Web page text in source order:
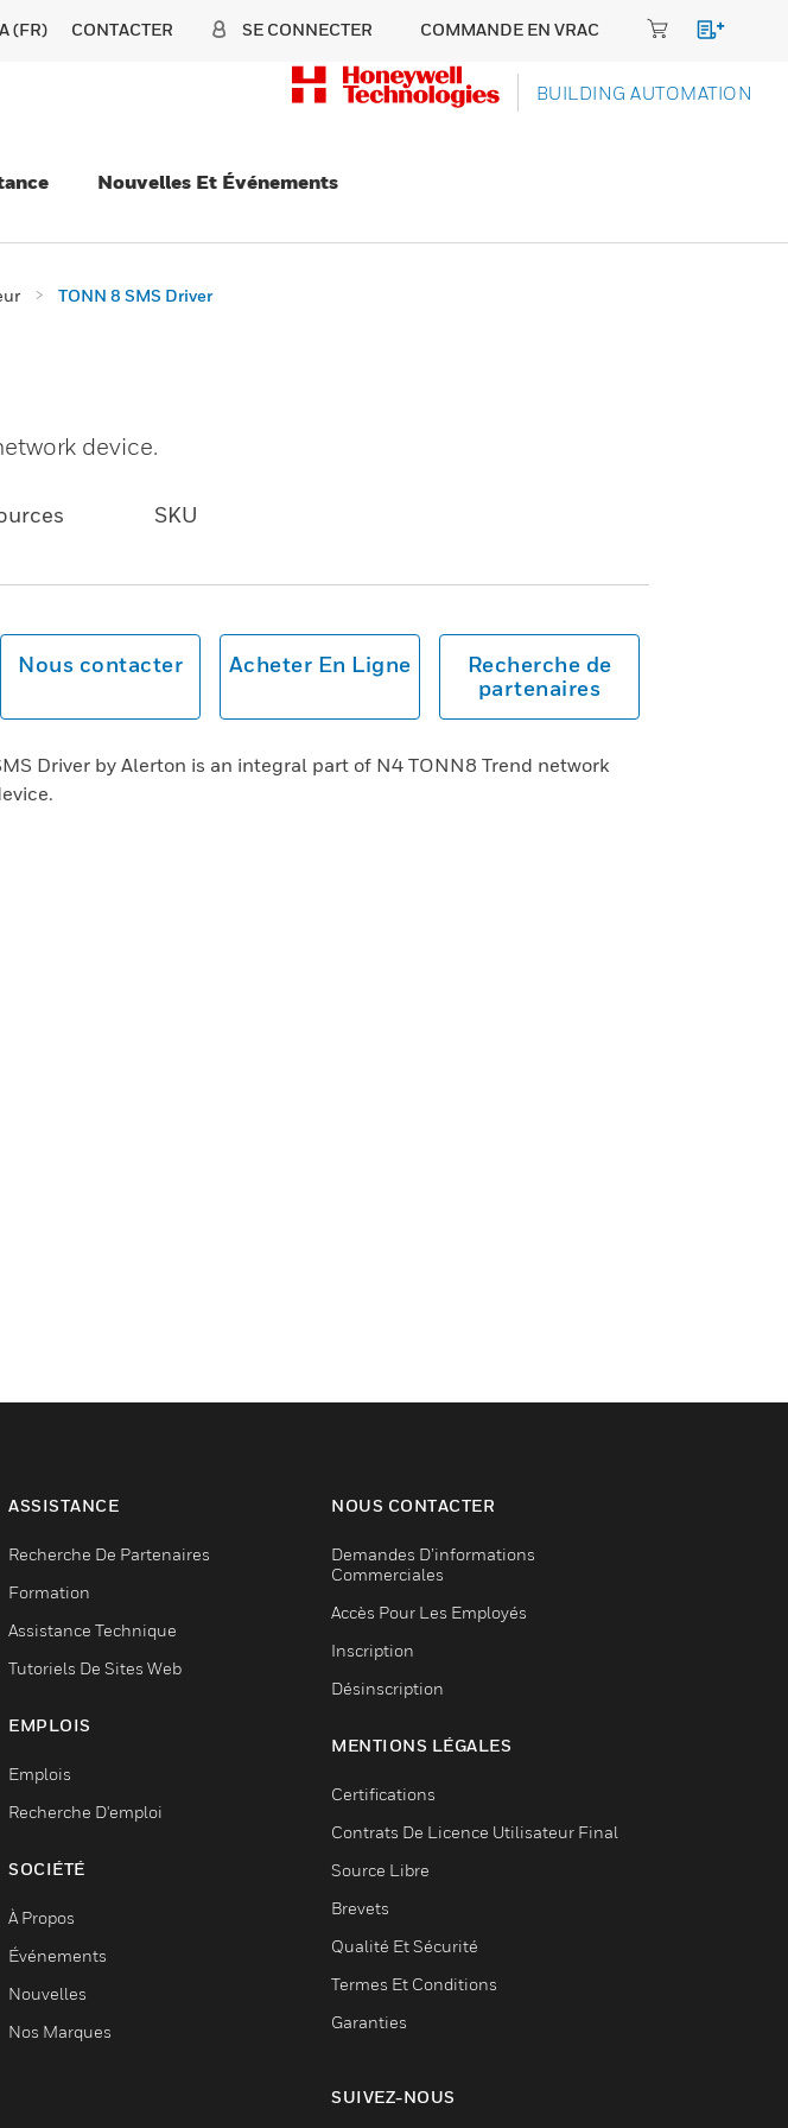
(FR) CONTACTER SE CONNECTER COMMANDE EN VRAC
BUILDING AUTOMATION
Nouvelles Et Événements
TONN 8 SMS Driver
device.
SKU
Nous contacter Acheter En Ligne
Recherche de
partenaires
Driver by Alerton is an integral part of N4 TONN8 Trend network
ASSISTANCE
Recherche De Partenaires
Formation
Assistance Technique
Tutoriels De Sites Web
EMPLOIS
Emplois
Recherche D'emploi
SOCIÉTÉ
À Propos
Événements
Nouvelles
Nos Marques
NOUS CONTACTER
Demandes D’informations
Commerciales
Accès Pour Les Employés
Inscription
Désinscription
MENTIONS LÉGALES
Certifications
Contrats De Licence Utilisateur Final
Source Libre
Brevets
Qualité Et Sécurité
Termes Et Conditions
Garanties
SUIVEZ-NOUS